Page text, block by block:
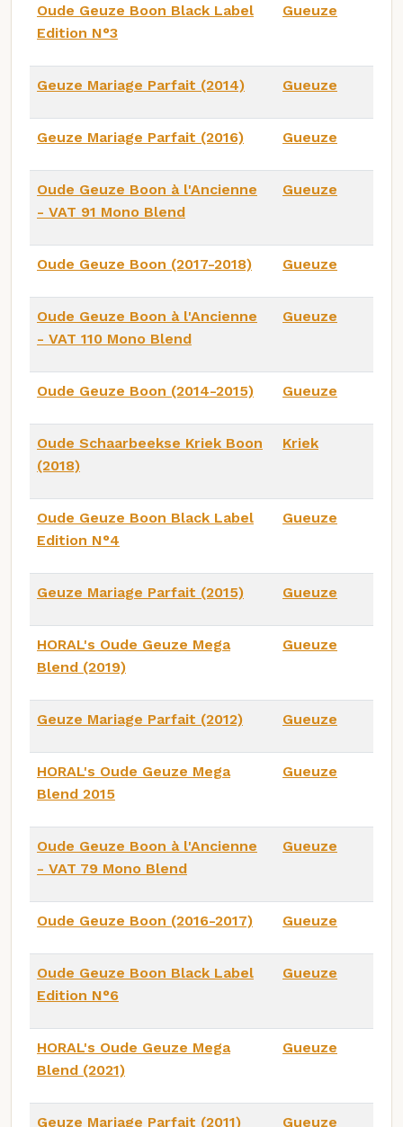
Oude Geuze Boon Black Label
Edition N°3
Gueuze
Geuze Mariage Parfait (2014) Gueuze
Geuze Mariage Parfait (2016) Gueuze
Oude Geuze Boon à l'Ancienne
- VAT 91 Mono Blend
Gueuze
Oude Geuze Boon (2017-2018) Gueuze
Oude Geuze Boon à l'Ancienne
- VAT 110 Mono Blend
Gueuze
Oude Geuze Boon (2014-2015) Gueuze
Oude Schaarbeekse Kriek Boon
(2018)
Kriek
Oude Geuze Boon Black Label
Edition N°4
Gueuze
Geuze Mariage Parfait (2015) Gueuze
HORAL's Oude Geuze Mega
Blend (2019)
Gueuze
Geuze Mariage Parfait (2012) Gueuze
HORAL's Oude Geuze Mega
Blend 2015
Gueuze
Oude Geuze Boon à l'Ancienne
- VAT 79 Mono Blend
Gueuze
Oude Geuze Boon (2016-2017) Gueuze
Oude Geuze Boon Black Label
Edition N°6
Gueuze
HORAL's Oude Geuze Mega
Blend (2021)
Gueuze
Geuze Mariage Parfait (2011) Gueuze